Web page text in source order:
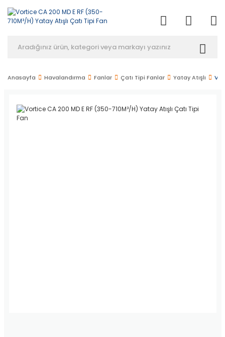
Anasayfa Havalandırma Fanlar Çatı Tipi Fanlar Yatay Atışlı